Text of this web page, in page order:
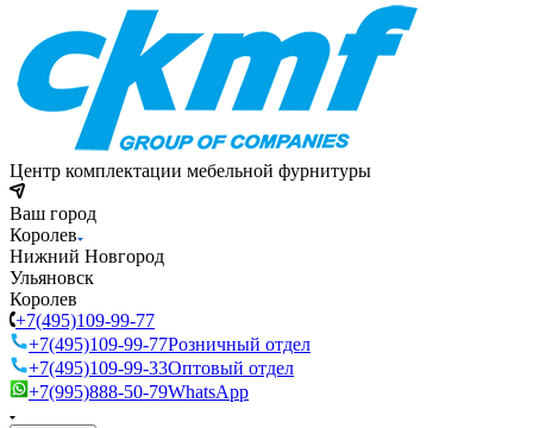
Центр комплектации мебельной фурнитуры
Ваш город
Королев
Нижний Новгород
Ульяновск
Королев
+7(495)109-99-77
+7(495)109-99-77Розничный отдел
+7(495)109-99-33Оптовый отдел
+7(995)888-50-79WhatsApp